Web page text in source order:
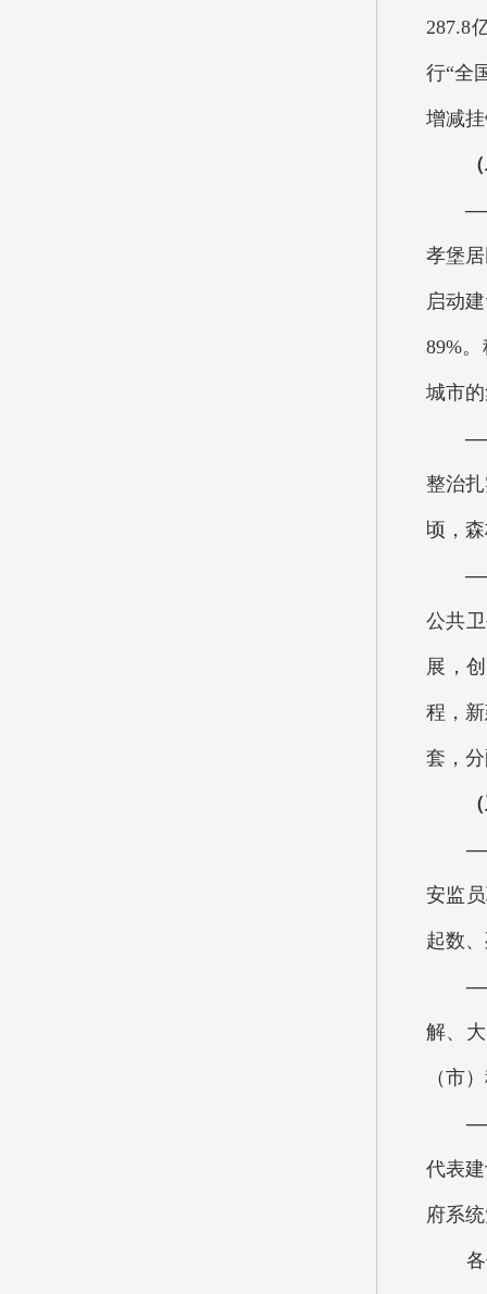
287.8
行“全
增减
（二
孝堡
启动
89%
城市
整治
顷，
公共
展，
程，
套，
（三
安监
起数
解、
（市
代表
府系
各位